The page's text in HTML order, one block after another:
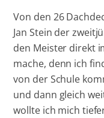
Von den 26
Jan Stein der
den Meister direkt
mache, denn ich
von der Schule
und dann gleich
wollte ich mich